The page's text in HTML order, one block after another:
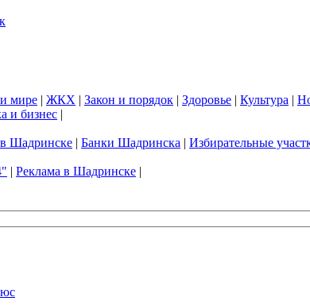
мире | ЖКХ | Закон и порядок | Здоровье | Культура |
и бизнес |
Шадринске | Банки Шадринска | Избирательные
| Реклама в Шадринске |